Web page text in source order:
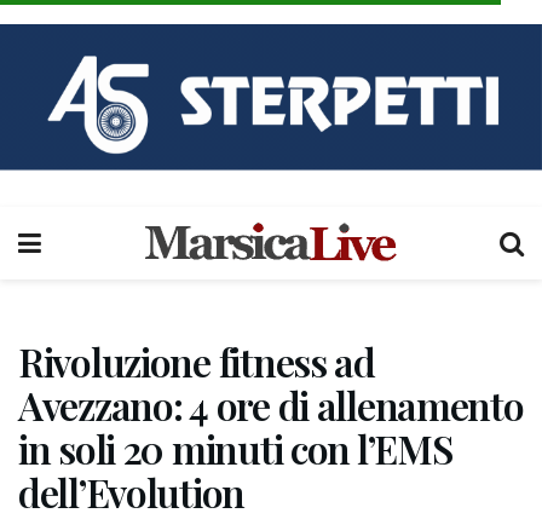
Rivoluzione fitness ad
Avezzano: 4 ore di allenamento
in soli 20 minuti con l’EMS
dell’Evolution